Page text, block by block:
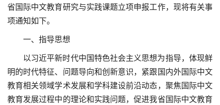
省国际中文教育研究与实践课题立项申报工作，现将有关事
项通知如下。
一、指导思想
以习近平新时代中国特色社会主义思想为指导，体现鲜
明的时代特征、问题导向和创新意识，紧跟国内外国际中文
教育相关领域学术发展和学科建设前沿动态，聚焦国际中文
教育发展过程中的理论和实践问题，促进我省国际中文教育